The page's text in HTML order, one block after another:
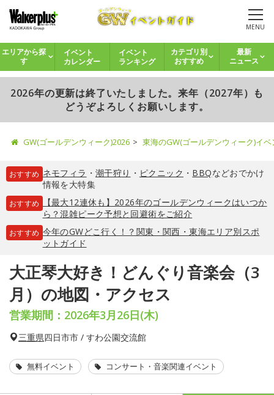
MENU
エリアから探
す
イベント
カレンダー
イベント
ランキング
カテゴリ別
おすすめ
最新
ニュース
2026年の更新は終了いたしました。来年（2027年）も
どうぞよろしくお願いします。
GW(ゴールデンウィーク)2026 東海のGW(ゴールデンウィーク)イ
おすすめ ネモフィラ ・ 潮干狩り ・ ピクニック ・ BBQなどおでかけ
情報を大特集
おすすめ
【最大12連休も】2026年のゴールデンウィークはいつか
ら？混雑ピーク予想と回避術をご紹介
おすすめ 今年のGWどこ行く！？関東・関西・東海エリア別スポ
ットガイド
大正琴大好き！どんぐり音楽会（3
月）の地図・アクセス
営業期間：2026年3月26日(木)
三重県四日市市 / すわ公園交流館
無料イベント コンサート・音楽関連イベント